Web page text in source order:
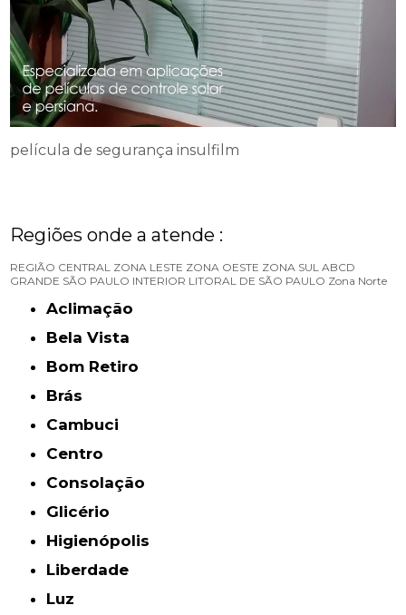
película de segurança insulfilm
Regiões onde a atende :
REGIÃO CENTRAL ZONA LESTE ZONA OESTE ZONA SUL ABCD
GRANDE SÃO PAULO INTERIOR LITORAL DE SÃO PAULO Zona Norte
Aclimação
Bela Vista
Bom Retiro
Brás
Cambuci
Centro
Consolação
Glicério
Higienópolis
Liberdade
Luz